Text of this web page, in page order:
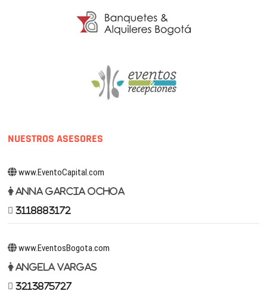
NUESTROS ASESORES
www.EventoCapital.com
Anna Garcia Ochoa
3118883172
www.EventosBogota.com
Angela Vargas
3213875727